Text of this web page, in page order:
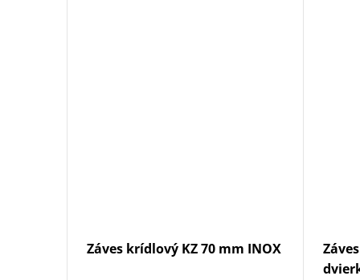
Záves krídlový KZ 70 mm INOX